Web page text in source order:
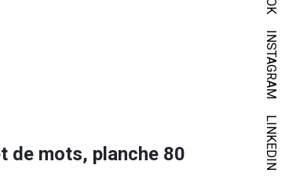
INSTAGRAM
LINKEDIN
de mots, planche 80
DE